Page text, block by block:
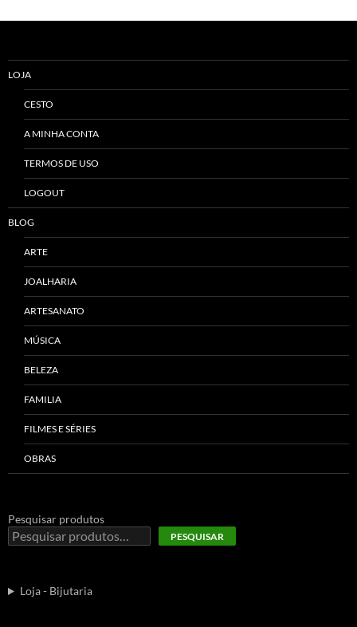
LOJA
CESTO
A MINHA CONTA
TERMOS DE USO
LOGOUT
BLOG
ARTE
JOALHARIA
ARTESANATO
MÚSICA
BELEZA
FAMILIA
FILMES E SÉRIES
OBRAS
Pesquisar produtos
PESQUISAR
Loja - Bijutaria